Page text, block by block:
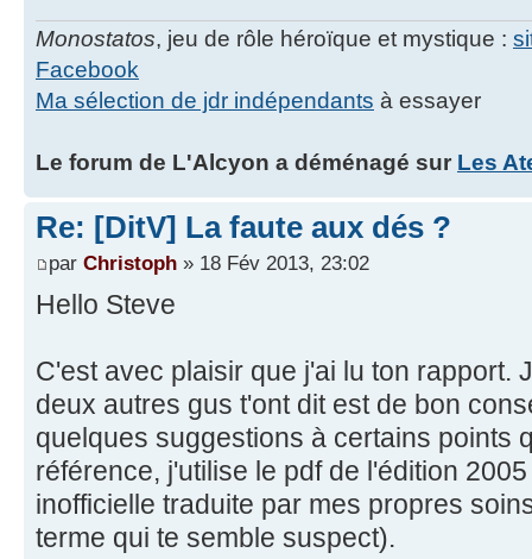
Monostatos, jeu de rôle héroïque et mystique :
Facebook
Ma sélection de jdr indépendants à essayer
Le forum de L'Alcyon a déménagé sur Les
Re: [DitV] La faute aux dés ?
par Christoph » 18 Fév 2013, 23:02
Hello Steve
C'est avec plaisir que j'ai lu ton rapport.
deux autres gus t'ont dit est de bon
quelques suggestions à certains points
référence, j'utilise le pdf de l'édition
inofficielle traduite par mes propres
terme qui te semble suspect).